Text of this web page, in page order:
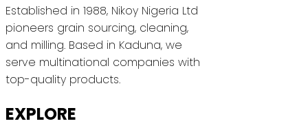
Established in 1988, Nikoy Nigeria Ltd
pioneers grain sourcing, cleaning,
and milling. Based in Kaduna, we
serve multinational companies with
top-quality products.
EXPLORE